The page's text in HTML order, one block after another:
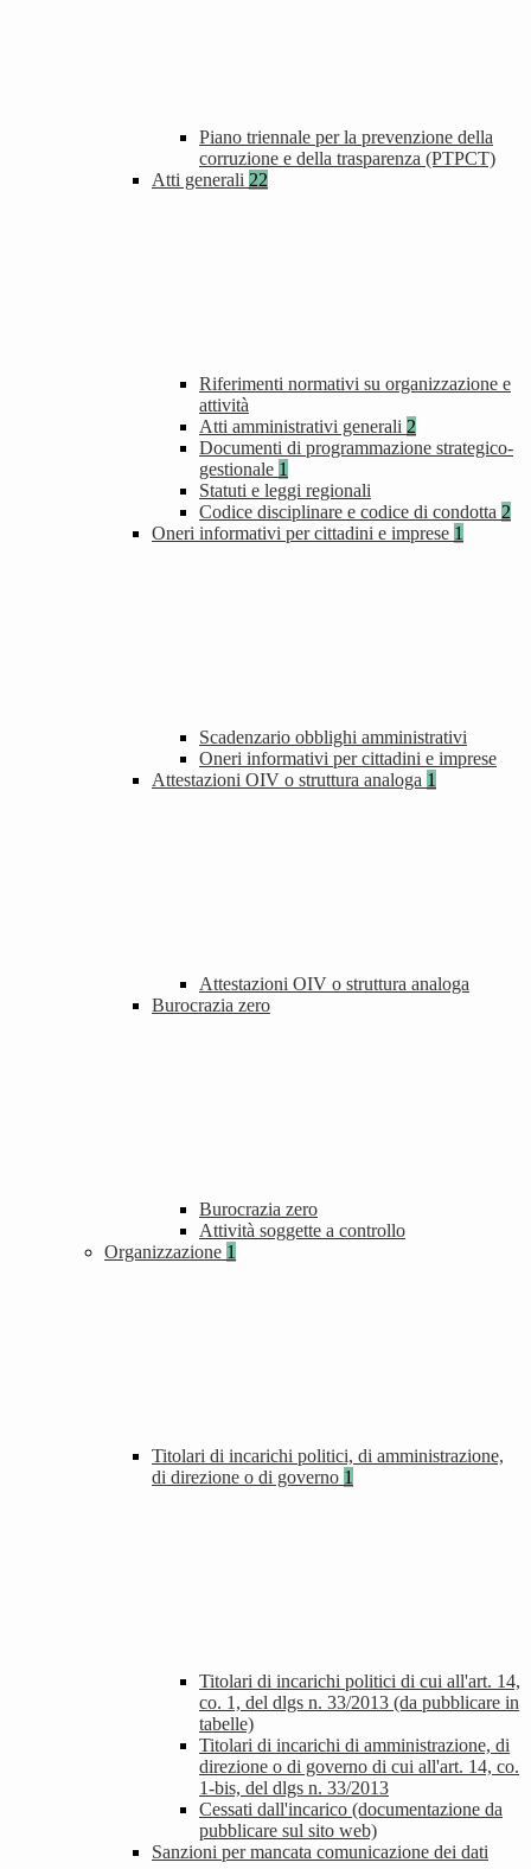
Piano triennale per la prevenzione della
corruzione e della trasparenza (PTPCT)
Atti generali 22
Riferimenti normativi su organizzazione e
attività
Atti amministrativi generali 2
Documenti di programmazione strategico-
gestionale 1
Statuti e leggi regionali
Codice disciplinare e codice di condotta 2
Oneri informativi per cittadini e imprese 1
Scadenzario obblighi amministrativi
Oneri informativi per cittadini e imprese
Attestazioni OIV o struttura analoga 1
Attestazioni OIV o struttura analoga
Burocrazia zero
Burocrazia zero
Attività soggette a controllo
Organizzazione 1
Titolari di incarichi politici, di amministrazione,
di direzione o di governo 1
Titolari di incarichi politici di cui all'art. 14,
co. 1, del dlgs n. 33/2013 (da pubblicare in
tabelle)
Titolari di incarichi di amministrazione, di
direzione o di governo di cui all'art. 14, co.
1-bis, del dlgs n. 33/2013
Cessati dall'incarico (documentazione da
pubblicare sul sito web)
Sanzioni per mancata comunicazione dei dati